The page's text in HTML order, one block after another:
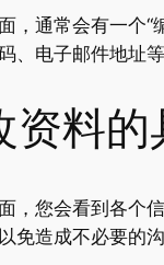
，通常会有一个“
、电子邮件地址等
资料
，您会看到各个
免造成不必要的沟